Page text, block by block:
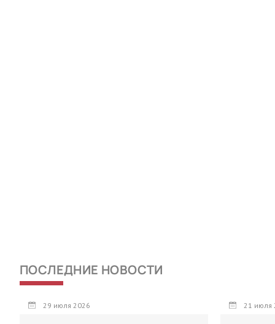
ПОСЛЕДНИЕ НОВОСТИ
29 июля 2026 21 июля